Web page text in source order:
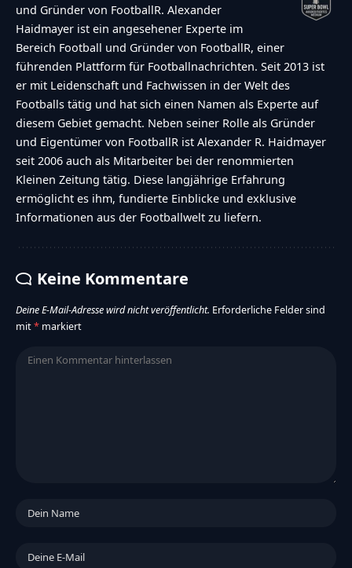
und Gründer von FootballR. Alexander
Haidmayer ist ein angesehener Experte im
Bereich Football und Gründer von FootballR, einer
führenden Plattform für Footballnachrichten. Seit 2013 ist
er mit Leidenschaft und Fachwissen in der Welt des
Footballs tätig und hat sich einen Namen als Experte auf
diesem Gebiet gemacht. Neben seiner Rolle als Gründer
und Eigentümer von FootballR ist Alexander R. Haidmayer
seit 2006 auch als Mitarbeiter bei der renommierten
Kleinen Zeitung tätig. Diese langjährige Erfahrung
ermöglicht es ihm, fundierte Einblicke und exklusive
Informationen aus der Footballwelt zu liefern.
Keine Kommentare
Deine E-Mail-Adresse wird nicht veröffentlicht. Erforderliche Felder sind
mit* markiert